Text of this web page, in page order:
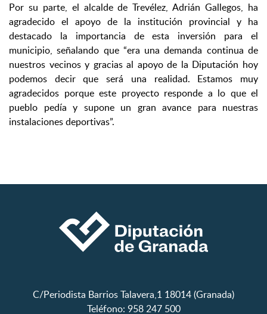
Por su parte, el alcalde de Trevélez, Adrián Gallegos, ha
agradecido el apoyo de la institución provincial y ha
destacado la importancia de esta inversión para el
municipio, señalando que “era una demanda continua de
nuestros vecinos y gracias al apoyo de la Diputación hoy
podemos decir que será una realidad. Estamos muy
agradecidos porque este proyecto responde a lo que el
pueblo pedía y supone un gran avance para nuestras
instalaciones deportivas”.
C/Periodista Barrios Talavera,1 18014 (Granada)
Teléfono: 958 247 500